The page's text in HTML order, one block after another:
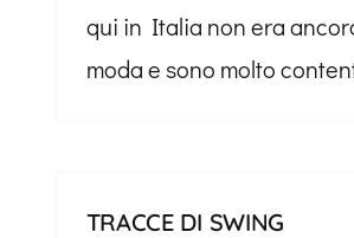
qui in Italia non era
moda e sono molto
TRACCE DI SWING